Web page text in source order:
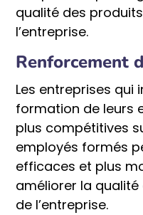
qualité des
l’entreprise.
Renforcement
Les entreprises qui
formation de leurs
plus compétitives
employés formés
efficaces et plus
améliorer la
de l’entreprise.